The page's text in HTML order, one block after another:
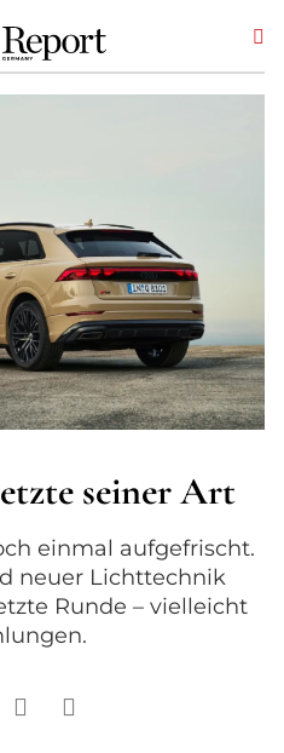
seiner Art
einmal aufgefrischt.
neuer Lichttechnik
Runde – vielleicht